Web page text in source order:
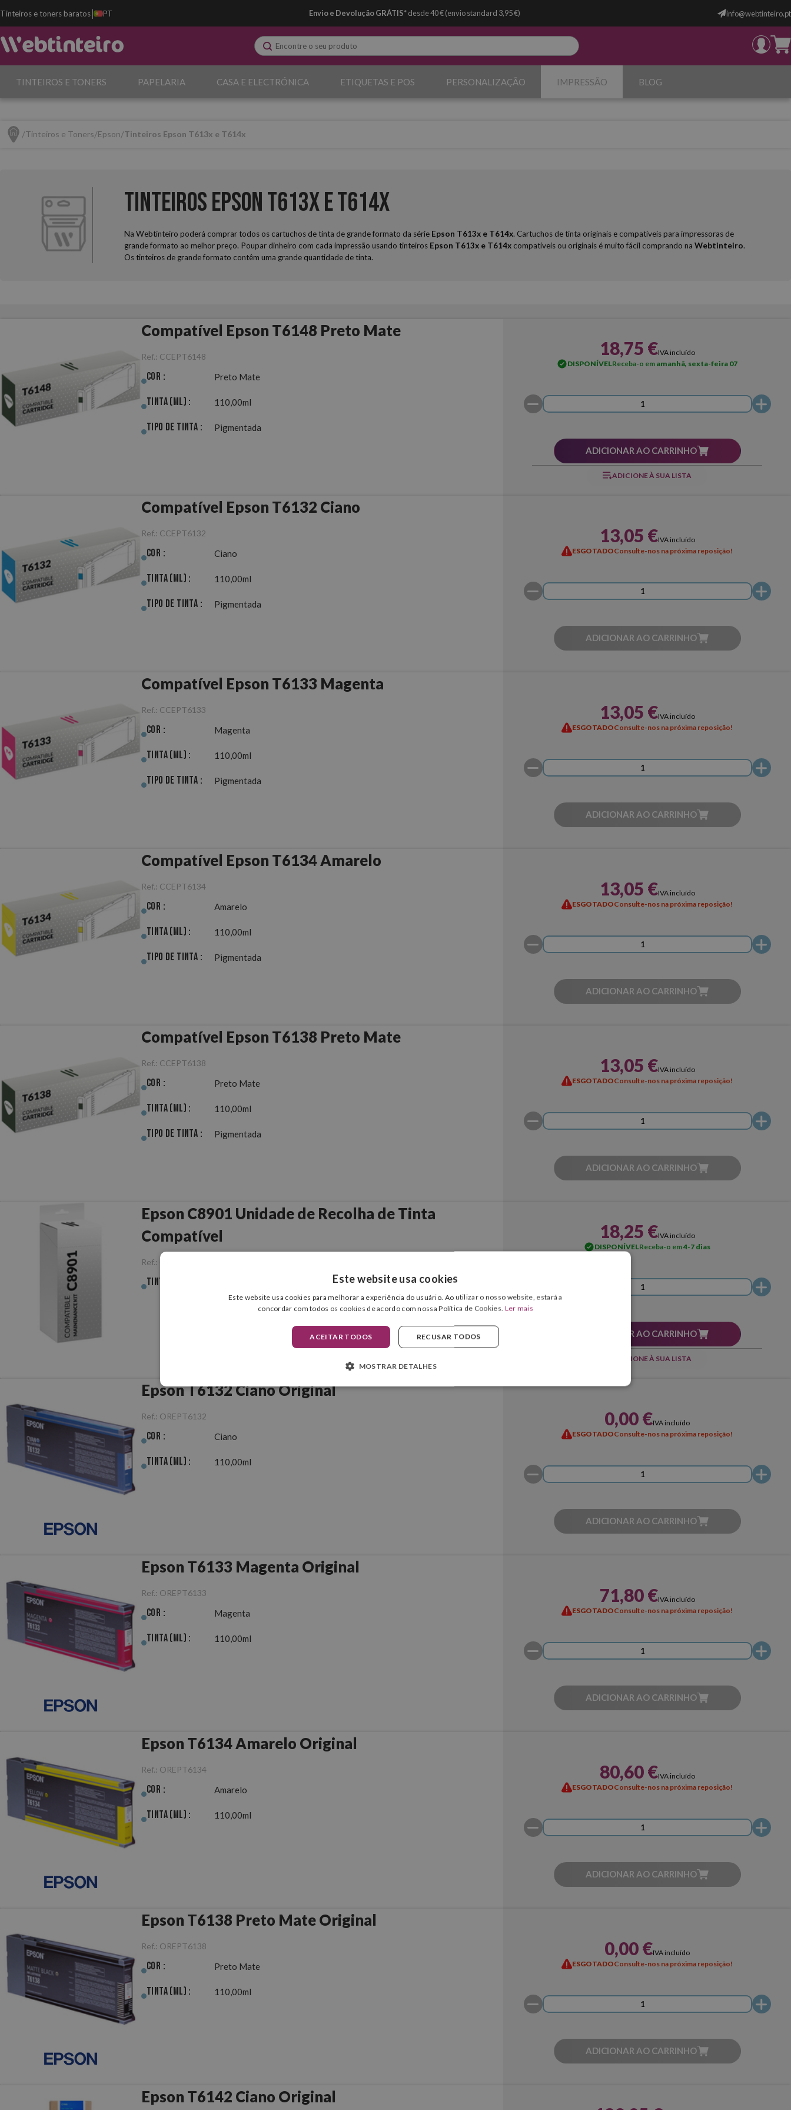
Tinteiros e toners baratos| PT Envio e Devolução GRÁTIS*desde 40 € (envio standard 3,95 €) info@webtinteiro.pt
TINTEIROS E TONERS PAPELARIA CASA E ELECTRÓNICA ETIQUETAS E POS PERSONALIZAÇÃO IMPRESSÃO BLOG
Tinteiros e Toners Epson Tinteiros Epson T613x e T614x
Tinteiros Epson T613x e T614x
Na Webtinteiro poderá comprar todos os cartuchos de tinta de grande formato da série Epson T613x e T614x. Cartuchos de tinta originais e compatíveis para impressoras de
grande formato ao melhor preço. Poupar dinheiro com cada impressão usando tinteiros Epson T613x e T614xcompatíveis ou originais é muito fácil comprando na Webtinteiro.
Os tinteiros de grande formato contêm uma grande quantidade de tinta.
Compatível Epson T6148 Preto Mate
Ref.: CCEPT6148
Cor : Preto Mate
Tinta (ml) : 110,00ml
Tipo de Tinta : Pigmentada
18,75 €IVA incluído
DISPONÍVELReceba-o em amanhã, sexta-feira 07
ADICIONAR AO CARRINHO
ADICIONE À SUA LISTA
Compatível Epson T6132 Ciano
Ref.: CCEPT6132
Cor : Ciano
Tinta (ml) : 110,00ml
Tipo de Tinta : Pigmentada
13,05 €IVA incluído
ESGOTADOConsulte-nos na próxima reposição!
ADICIONAR AO CARRINHO
Compatível Epson T6133 Magenta
Ref.: CCEPT6133
Cor : Magenta
Tinta (ml) : 110,00ml
Tipo de Tinta : Pigmentada
13,05 €IVA incluído
ESGOTADOConsulte-nos na próxima reposição!
ADICIONAR AO CARRINHO
Compatível Epson T6134 Amarelo
Ref.: CCEPT6134
Cor : Amarelo
Tinta (ml) : 110,00ml
Tipo de Tinta : Pigmentada
13,05 €IVA incluído
ESGOTADOConsulte-nos na próxima reposição!
ADICIONAR AO CARRINHO
Compatível Epson T6138 Preto Mate
Ref.: CCEPT6138
Cor : Preto Mate
Tinta (ml) : 110,00ml
Tipo de Tinta : Pigmentada
13,05 €IVA incluído
ESGOTADOConsulte-nos na próxima reposição!
ADICIONAR AO CARRINHO
Epson C8901 Unidade de Recolha de Tinta
Compatível
Ref.:
Tinta (ml) :
18,25 €IVA incluído
DISPONÍVELReceba-o em4-7 dias
ADICIONAR AO CARRINHO
ADICIONE À SUA LISTA
Epson T6132 Ciano Original
Ref.: OREPT6132
Cor : Ciano
Tinta (ml) : 110,00ml
0,00 €IVA incluído
ESGOTADOConsulte-nos na próxima reposição!
ADICIONAR AO CARRINHO
Epson T6133 Magenta Original
Ref.: OREPT6133
Cor : Magenta
Tinta (ml) : 110,00ml
71,80 €IVA incluído
ESGOTADOConsulte-nos na próxima reposição!
ADICIONAR AO CARRINHO
Epson T6134 Amarelo Original
Ref.: OREPT6134
Cor : Amarelo
Tinta (ml) : 110,00ml
80,60 €IVA incluído
ESGOTADOConsulte-nos na próxima reposição!
ADICIONAR AO CARRINHO
Epson T6138 Preto Mate Original
Ref.: OREPT6138
Cor : Preto Mate
Tinta (ml) : 110,00ml
0,00 €IVA incluído
ESGOTADOConsulte-nos na próxima reposição!
ADICIONAR AO CARRINHO
Epson T6142 Ciano Original
Este website usa cookies
Este website usa cookies para melhorar a experiência do usuário. Ao utilizar o nosso website, estará a
concordar com todos os cookies de acordo com nossa Política de Cookies. Ler mais
ACEITAR TODOS RECUSAR TODOS
MOSTRAR DETALHES